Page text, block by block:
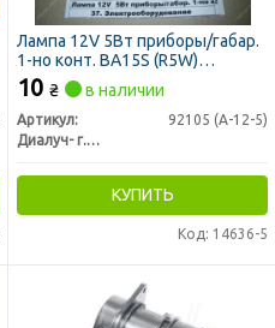
Лампа 12V 5Вт приборы/габар.
1-но конт. BA15S (R5W)
(ДИАЛУЧ)
10 ₴ в наличии
Артикул:
92105 (А-12-5)
Диалуч- г.Москва
КУПИТЬ
Код: 14636-5